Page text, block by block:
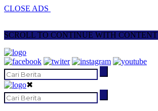
CLOSE ADS
SCROLL TO CONTINUE WITH CONTENT
✖